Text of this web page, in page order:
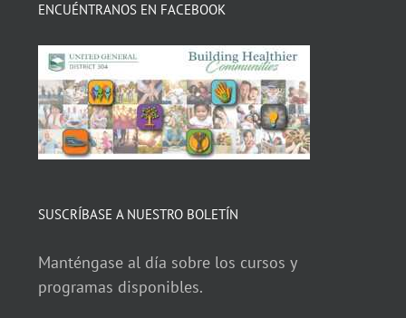
ENCUÉNTRANOS EN FACEBOOK
SUSCRÍBASE A NUESTRO BOLETÍN
Manténgase al día sobre los cursos y
programas disponibles.